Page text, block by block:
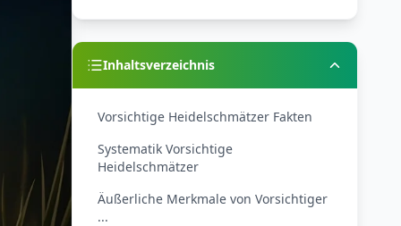
Inhaltsverzeichnis
Vorsichtige Heidelschmätzer Fakten
Systematik Vorsichtige
Heidelschmätzer
Äußerliche Merkmale von Vorsichtiger
...